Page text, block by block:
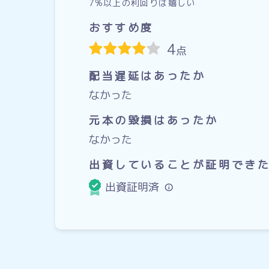
7%以上の利回りは嬉しい
おすすめ度
4点
配当遅延はあったか
なかった
元本の毀損はあったか
なかった
出資していることが証明でき
出資証明済